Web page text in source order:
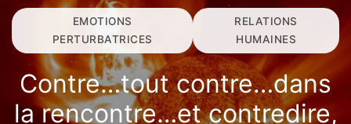
EMOTIONS
PERTURBATRICES
RELATIONS
HUMAINES
Contre…tout contre…dans
la rencontre…et contredire,